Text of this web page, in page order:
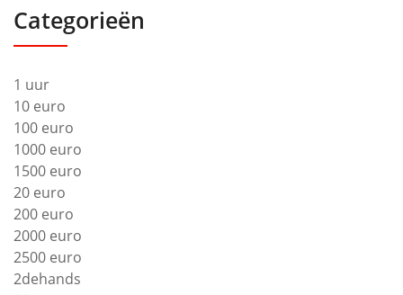
Categorieën
1 uur
10 euro
100 euro
1000 euro
1500 euro
20 euro
200 euro
2000 euro
2500 euro
2dehands